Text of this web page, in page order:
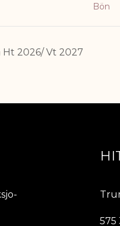
Bön
Ht 2026/ Vt 2027
575